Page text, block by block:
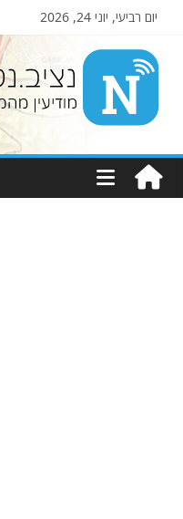
יום רביעי, יוני 24, 2026
Nziv.net
מודיעין
מהמקורות